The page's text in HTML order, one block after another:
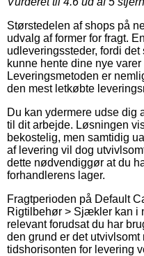
Størstedelen af shops på
udvalg af former for fragt.
udleveringssteder, fordi
kunne hente dine nye
Leveringsmetoden er
den mest letkøbte
Du kan ydermere udse dig
til dit arbejde. Løsningen
bekostelig, men samtidig
af levering vil dog
dette nødvendiggør at du
forhandlerens lager.
Fragtperioden på Default
Rigtilbehør > Sjækler kan
relevant forudsat du har
den grund er det
tidshorisonten for levering